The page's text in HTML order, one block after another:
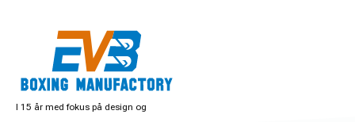
I 15 år med fokus på design og